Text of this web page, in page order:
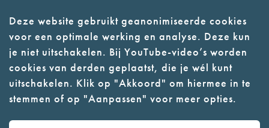
Deze website gebruikt geanonimiseerde cookies
voor een optimale werking en analyse. Deze kun
je niet uitschakelen. Bij YouTube-video’s worden
cookies van derden geplaatst, die je wél kunt
uitschakelen. Klik op "Akkoord" om hiermee in te
stemmen of op "Aanpassen" voor meer opties.
- Parkeer in de vakken of in de
parkeergarage (begane grond)
- Alleen geleidehonden
toegestaan